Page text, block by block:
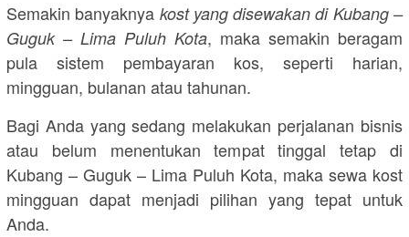
Semakin banyaknya kost yang disewakan di Kubang –
Guguk – Lima Puluh Kota, maka semakin beragam
pula sistem pembayaran kos, seperti harian,
mingguan, bulanan atau tahunan.
Bagi Anda yang sedang melakukan perjalanan bisnis
atau belum menentukan tempat tinggal tetap di
Kubang – Guguk – Lima Puluh Kota, maka sewa kost
mingguan dapat menjadi pilihan yang tepat untuk
Anda.